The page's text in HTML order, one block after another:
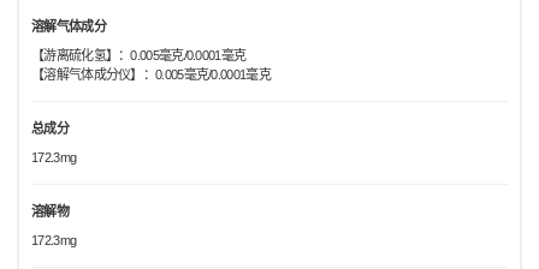
溶解气体成分
【游离硫化氢】：0.005毫克/0.0001毫克
【溶解气体成分仪】：0.005毫克/0.0001毫克
总成分
172.3mg
溶解物
172.3mg